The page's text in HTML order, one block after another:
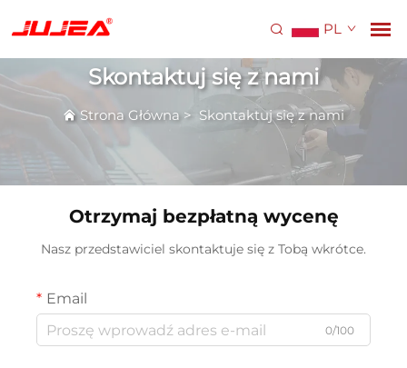
PL
Skontaktuj się z nami
Strona Główna > Skontaktuj się z nami
Otrzymaj bezpłatną wycenę
Nasz przedstawiciel skontaktuje się z Tobą wkrótce.
Email
0/100